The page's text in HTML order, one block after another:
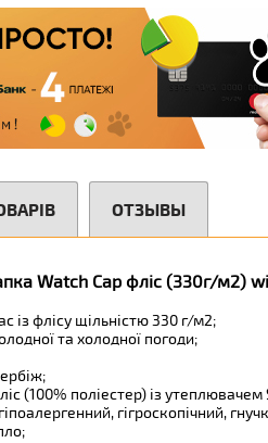
Watch Cap фліс (330г/м2)
із флісу щільністю 330 г/м2;
та холодної погоди;
(100% поліестер) із утеплювачем
гігроскопічний,
ОТЗЫВЫ